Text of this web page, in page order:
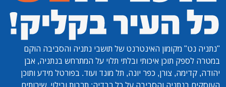
"נתניה נט" מקומון האינטרנט של תושבי נתניה והסביבה הוקם
במטרה לספק תוכן איכותי ובלתי תלוי על המתרחש בנתניה, אבן
יהודה, קדימה, צורן, כפר יונה, תל מונד ועוד. בפורטל מידע ותוכן